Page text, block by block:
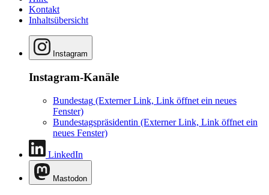
Kontakt
Inhaltsübersicht
Instagram
Instagram-Kanäle
Bundestag (Externer Link, Link öffnet ein neues
Fenster)
Bundestagspräsidentin (Externer Link, Link öffnet ein
neues Fenster)
LinkedIn
Mastodon